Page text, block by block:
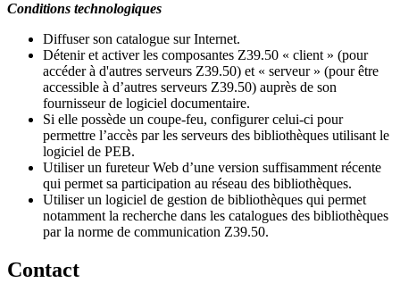
Conditions technologiques
Diffuser son catalogue sur Internet.
Détenir et activer les composantes Z39.50 « client » (pour
accéder à d'autres serveurs Z39.50) et « serveur » (pour être
accessible à d’autres serveurs Z39.50) auprès de son
fournisseur de logiciel documentaire.
Si elle possède un coupe-feu, configurer celui-ci pour
permettre l’accès par les serveurs des bibliothèques utilisant le
logiciel de PEB.
Utiliser un fureteur Web d’une version suffisamment récente
qui permet sa participation au réseau des bibliothèques.
Utiliser un logiciel de gestion de bibliothèques qui permet
notamment la recherche dans les catalogues des bibliothèques
par la norme de communication Z39.50.
Contact